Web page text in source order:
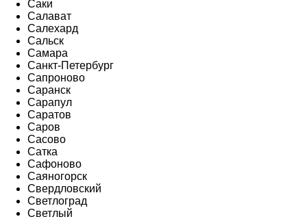
Саки
Салават
Салехард
Сальск
Самара
Санкт-Петербург
Сапроново
Саранск
Сарапул
Саратов
Саров
Сасово
Сатка
Сафоново
Саяногорск
Свердловский
Светлоград
Светлый